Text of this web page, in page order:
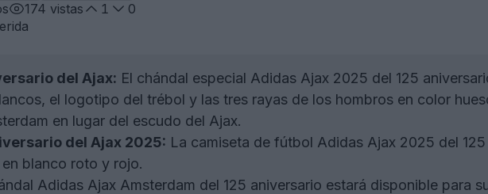
174 vistas 1
0
del Ajax: El chándal especial Adidas Ajax 2025 del 125
el logotipo del trébol y las tres rayas de los hombros en color
en lugar del escudo del Ajax.
del Ajax 2025: La camiseta de fútbol Adidas Ajax 2025 del
blanco roto y rojo.
Adidas Ajax Amsterdam del 125 aniversario estará disponible para